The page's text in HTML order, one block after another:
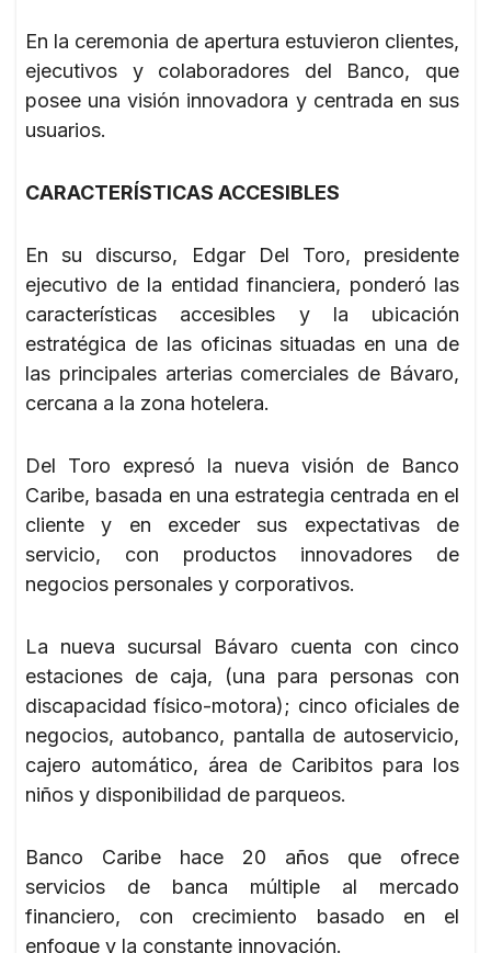
En la ceremonia de apertura estuvieron clientes,
ejecutivos y colaboradores del Banco, que
posee una visión innovadora y centrada en sus
usuarios.
CARACTERÍSTICAS ACCESIBLES
En su discurso, Edgar Del Toro, presidente
ejecutivo de la entidad financiera, ponderó las
características accesibles y la ubicación
estratégica de las oficinas situadas en una de
las principales arterias comerciales de Bávaro,
cercana a la zona hotelera.
Del Toro expresó la nueva visión de Banco
Caribe, basada en una estrategia centrada en el
cliente y en exceder sus expectativas de
servicio, con productos innovadores de
negocios personales y corporativos.
La nueva sucursal Bávaro cuenta con cinco
estaciones de caja, (una para personas con
discapacidad físico-motora); cinco oficiales de
negocios, autobanco, pantalla de autoservicio,
cajero automático, área de Caribitos para los
niños y disponibilidad de parqueos.
Banco Caribe hace 20 años que ofrece
servicios de banca múltiple al mercado
financiero, con crecimiento basado en el
enfoque y la constante innovación.